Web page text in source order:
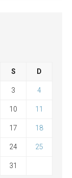
S D
3 4
10 11
17 18
24 25
31